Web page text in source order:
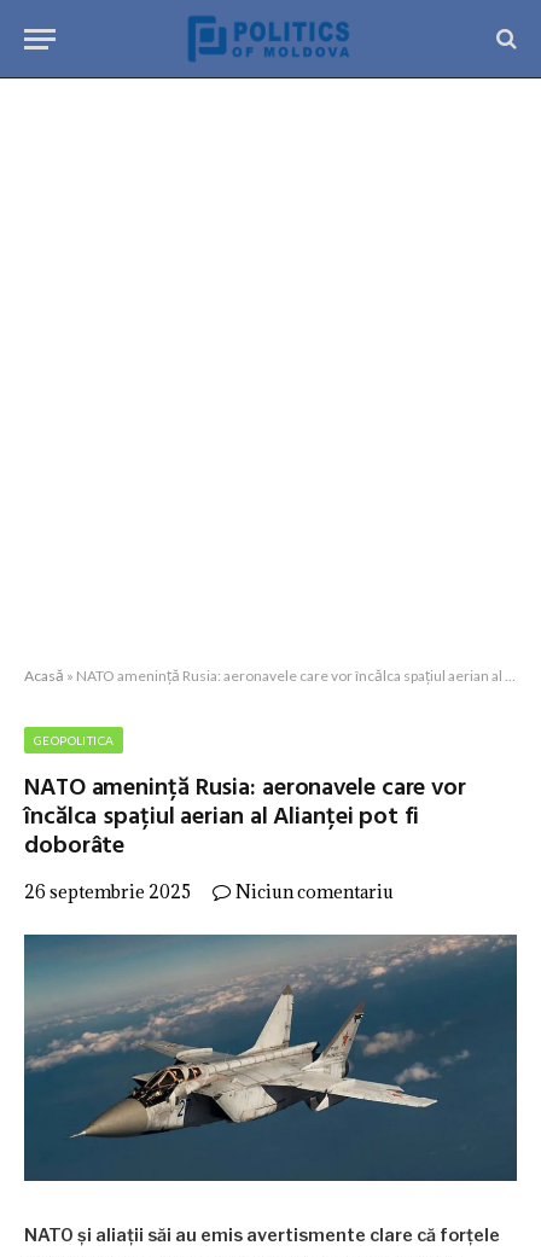
Acasă » NATO amenință Rusia: aeronavele care vor încălca spațiul aerian al Alianței pot fi doborâte
GEOPOLITICA
NATO amenință Rusia: aeronavele care vor
încălca spațiul aerian al Alianței pot fi
doborâte
26 septembrie 2025 Niciun comentariu
NATO și aliații săi au emis avertismente clare că forțele